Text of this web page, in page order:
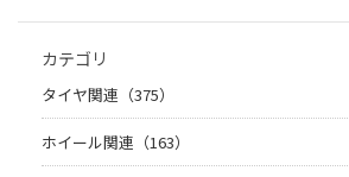
カテゴリ
タイヤ関連（375）
ホイール関連（163）